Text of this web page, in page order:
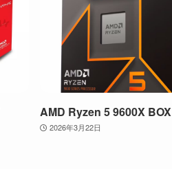
AMD Ryzen 5 9600X BOX
2026年3月22日